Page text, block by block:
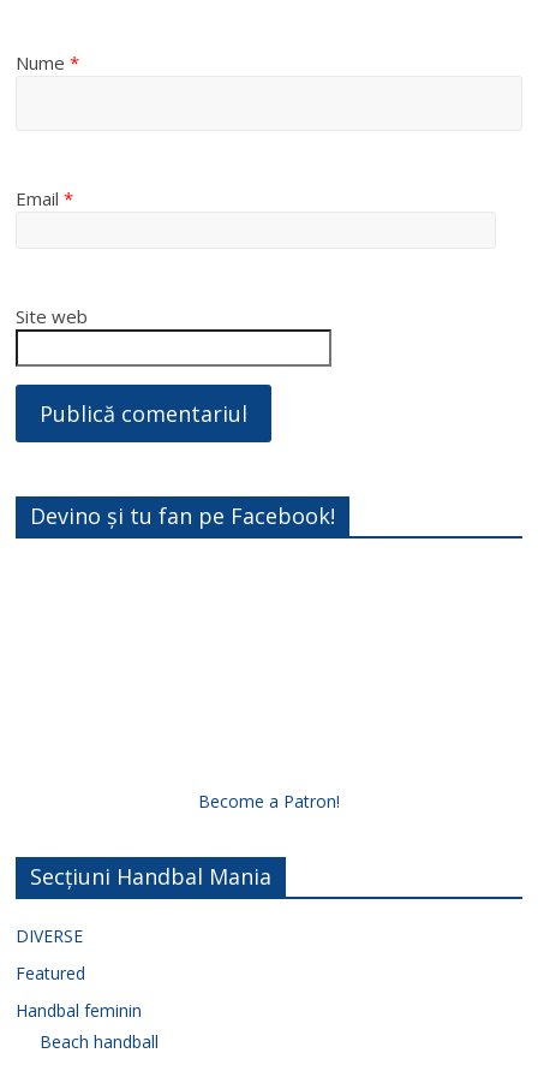
Nume*
Email*
Site web
Devino și tu fan pe Facebook!
Become a Patron!
Secțiuni Handbal Mania
DIVERSE
Featured
Handbal feminin
Beach handball